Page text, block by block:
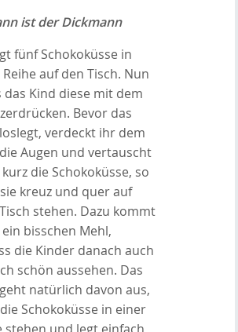
ist der Dickmann
fünf Schokoküsse in
auf den Tisch. Nun
das Kind diese mit dem
Bevor das
verdeckt ihr dem
Augen und vertauscht
die Schokoküsse, so
kreuz und quer auf
stehen. Dazu kommt
bisschen Mehl,
die Kinder danach auch
schön aussehen. Das
natürlich davon aus,
Schokoküsse in einer